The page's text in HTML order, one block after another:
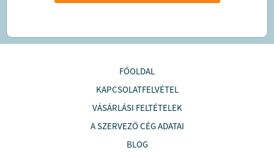
FŐOLDAL
KAPCSOLATFELVÉTEL
VÁSÁRLÁSI FELTÉTELEK
A SZERVEZŐ CÉG ADATAI
BLOG